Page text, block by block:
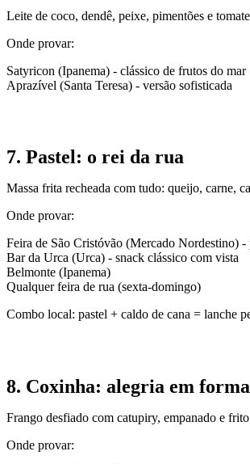
Leite de coco, dendê, peixe, pimentões e
Onde provar:
Satyricon (Ipanema) - clássico de frutos do mar
Aprazível (Santa Teresa) - versão sofisticada
7. Pastel: o rei da rua
Massa frita recheada com tudo: queijo, carne,
Onde provar:
Feira de São Cristóvão (Mercado Nordestino) -
Bar da Urca (Urca) - snack clássico com vista
Belmonte (Ipanema)
Qualquer feira de rua (sexta-domingo)
Combo local: pastel + caldo de cana = lanche
8. Coxinha: alegria em
Frango desfiado com catupiry, empanado e
Onde provar: